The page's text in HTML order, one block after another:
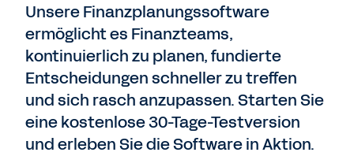
Unsere Finanzplanungssoftware
ermöglicht es Finanzteams,
kontinuierlich zu planen, fundierte
Entscheidungen schneller zu treffen
und sich rasch anzupassen. Starten Sie
eine kostenlose 30-Tage-Testversion
und erleben Sie die Software in Aktion.